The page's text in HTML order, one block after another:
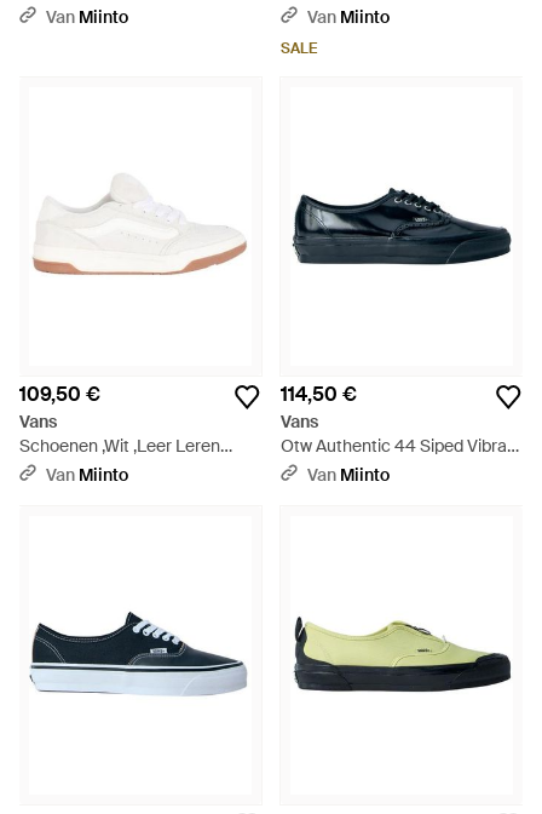
Sneakers Met Metalen Oogjes -
Van Miinto
Authentic 44 Sneakers - Blauw
Van Miinto
SALE
109,50 €
Vans
Schoenen ,Wit ,Leer Leren
Sneakers Met Wafelzool - Wit
Van Miinto
114,50 €
Vans
Otw Authentic 44 Siped Vibram
- Blauw
Van Miinto